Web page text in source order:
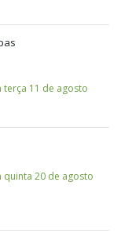
terça 11 de agosto
quinta 20 de agosto